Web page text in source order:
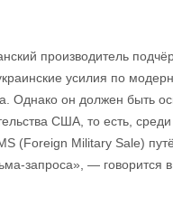
производитель
усилия по
Однако он должен быть
США, то есть, среди
(Foreign Military Sale)
запроса», — говорится